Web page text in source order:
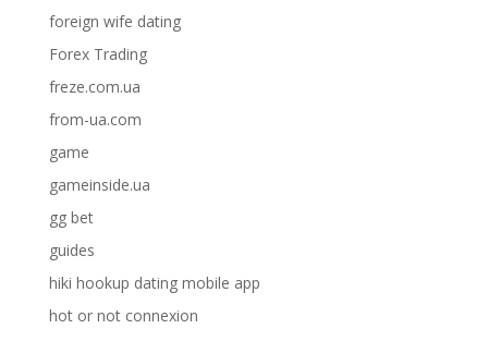
foreign wife dating
Forex Trading
freze.com.ua
from-ua.com
game
gameinside.ua
gg bet
guides
hiki hookup dating mobile app
hot or not connexion